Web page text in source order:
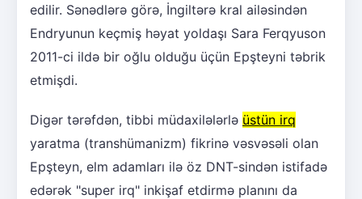
edilir. Sənədlərə görə, İngiltərə kral ailəsindən
Endryunun keçmiş həyat yoldaşı Sara Ferqyuson
2011-ci ildə bir oğlu olduğu üçün Epşteyni təbrik
etmişdi.
Digər tərəfdən, tibbi müdaxilələrlə üstün irq
yaratma (transhümanizm) fikrinə vəsvəsəli olan
Epşteyn, elm adamları ilə öz DNT-sindən istifadə
edərək "super irq" inkişaf etdirmə planını da